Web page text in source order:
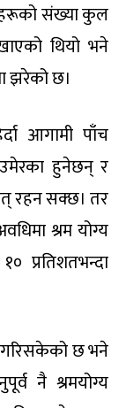
संख्या कुल
थियो भने
झरेको छ।
आगामी पाँच
हुनेछन् र
रहन सक्छ। तर
श्रम योग्य
प्रतिशतभन्दा
छ भने
नै श्रमयोग्य